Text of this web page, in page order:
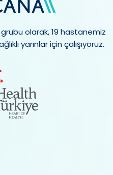
olarak, 19 hastanemiz
yarınlar için çalışıyoruz.